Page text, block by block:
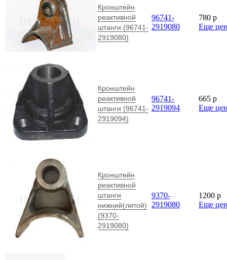
Кронштейн
реактивной
штанги (96741-
2919080)
96741-
2919080
780 p
Еще
Кронштейн
реактивной
штанги (96741-
2919094)
96741-
2919094
665 p
Еще
Кронштейн
реактивной
штанги
нижний(литой)
(9370-
2919080)
9370-
2919080
1200 p
Еще